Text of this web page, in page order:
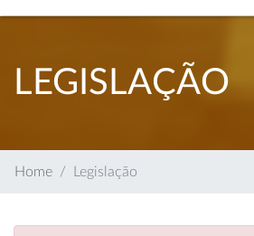
LEGISLAÇÃO
Home Legislação